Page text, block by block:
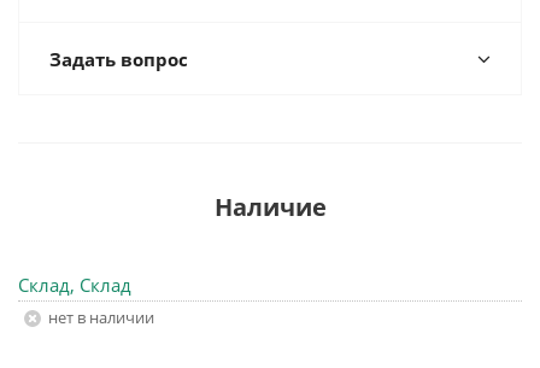
Задать вопрос
Наличие
Склад, Склад
Нет в наличии